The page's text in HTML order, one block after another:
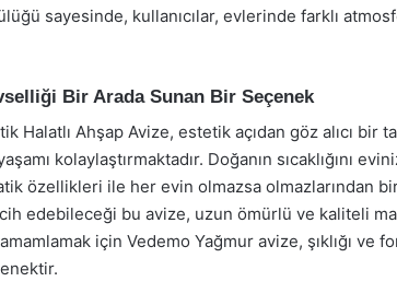
sayesinde, kullanıcılar, evlerinde farklı
Bir Arada Sunan Bir Seçenek
Halatlı Ahşap Avize, estetik açıdan göz alıcı bir
kolaylaştırmaktadır. Doğanın sıcaklığını
özellikleri ile her evin olmazsa olmazlarından
edebileceği bu avize, uzun ömürlü ve kaliteli
için Vedemo Yağmur avize, şıklığı ve